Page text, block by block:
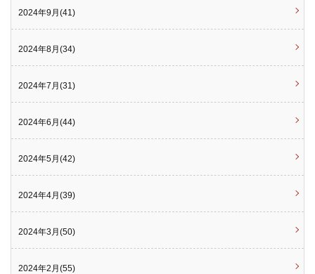
2024年9月(41)
2024年8月(34)
2024年7月(31)
2024年6月(44)
2024年5月(42)
2024年4月(39)
2024年3月(50)
2024年2月(55)